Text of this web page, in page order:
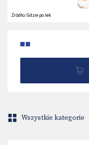
Źródło:Gdzie po lek
■■
Wszystkie kategorie